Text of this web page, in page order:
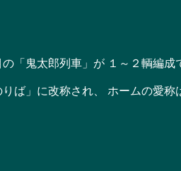
鬼太郎列車」が １～２輌編成
」に改称され、 ホームの愛称